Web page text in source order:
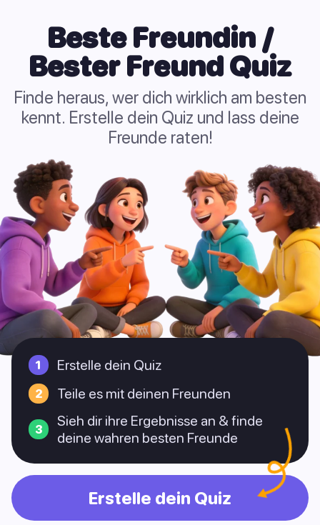
Beste Freundin /
Bester Freund Quiz
Finde heraus, wer dich wirklich am besten
kennt. Erstelle dein Quiz und lass deine
Freunde raten!
Erstelle dein Quiz
Teile es mit deinen Freunden
Sieh dir ihre Ergebnisse an & finde
deine wahren besten Freunde
Erstelle dein Quiz